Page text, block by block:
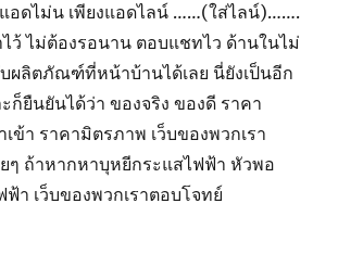
อดไม่น เพียงแอดไลน์ ……(ใส่ไลน์)…….
ไว้ ไม่ต้องรอนาน ตอบแชทไว ด้านในไม่
ผลิตภัณฑ์ที่หน้าบ้านได้เลย นี่ยังเป็นอีก
ก็ยืนยันได้ว่า ของจริง ของดี ราคา
ข้า ราคามิตรภาพ เว็บของพวกเรา
ๆ ถ้าหากหาบุหยีกระแสไฟฟ้า หัวพอ
ฟ้า เว็บของพวกเราตอบโจทย์